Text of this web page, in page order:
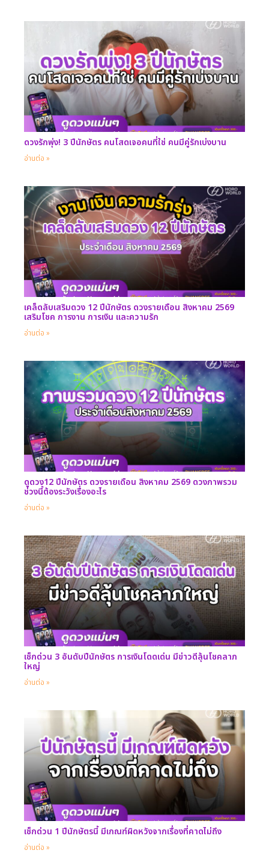
ดวงรักพุ่ง! 3 ปีนักษัตร คนโสดเจอคนที่ใช่ คนมีคู่รักเบ่งบาน
อ่านต่อ »
เคล็ดลับเสริมดวง 12 ปีนักษัตร ดวงรายเดือน สิงหาคม 2569
เสริมโชค การงาน การเงิน และความรัก
อ่านต่อ »
ดูดวง12 ปีนักษัตร ดวงรายเดือน สิงหาคม 2569 ดวงภาพรวม
ช่วงนี้ต้องระวังเรื่องอะไร
อ่านต่อ »
เช็กด่วน 3 อันดับปีนักษัตร การเงินโดดเด่น มีข่าวดีลุ้นโชคลาภ
ใหญ่
อ่านต่อ »
เช็กด่วน 1 ปีนักษัตรนี้ มีเกณฑ์ผิดหวังจากเรื่องที่คาดไม่ถึง
อ่านต่อ »